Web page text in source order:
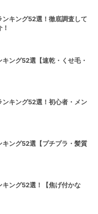
キング52選！徹底調査して
ング52選【速乾・くせ毛・
キング52選！初心者・メン
ング52選【プチプラ・髪質
キング52選！【焦げ付かな